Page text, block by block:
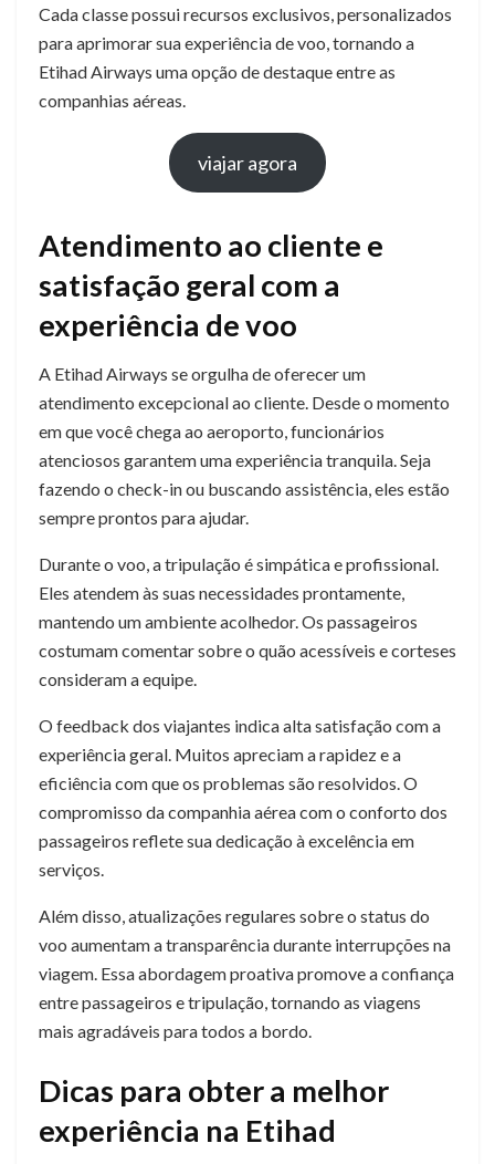
Cada classe possui recursos exclusivos, personalizados
para aprimorar sua experiência de voo, tornando a
Etihad Airways uma opção de destaque entre as
companhias aéreas.
viajar agora
Atendimento ao cliente e
satisfação geral com a
experiência de voo
A Etihad Airways se orgulha de oferecer um
atendimento excepcional ao cliente. Desde o momento
em que você chega ao aeroporto, funcionários
atenciosos garantem uma experiência tranquila. Seja
fazendo o check-in ou buscando assistência, eles estão
sempre prontos para ajudar.
Durante o voo, a tripulação é simpática e profissional.
Eles atendem às suas necessidades prontamente,
mantendo um ambiente acolhedor. Os passageiros
costumam comentar sobre o quão acessíveis e corteses
consideram a equipe.
O feedback dos viajantes indica alta satisfação com a
experiência geral. Muitos apreciam a rapidez e a
eficiência com que os problemas são resolvidos. O
compromisso da companhia aérea com o conforto dos
passageiros reflete sua dedicação à excelência em
serviços.
Além disso, atualizações regulares sobre o status do
voo aumentam a transparência durante interrupções na
viagem. Essa abordagem proativa promove a confiança
entre passageiros e tripulação, tornando as viagens
mais agradáveis ​​para todos a bordo.
Dicas para obter a melhor
experiência na Etihad